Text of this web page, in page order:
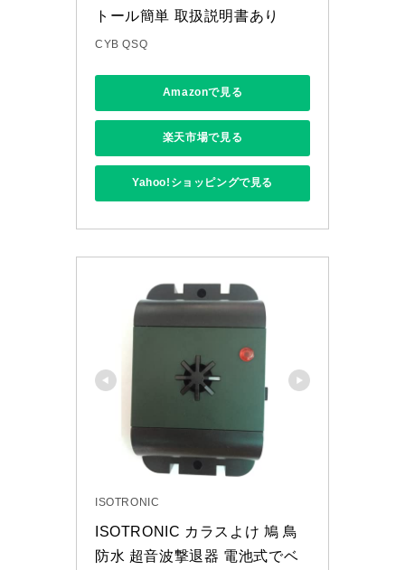
トール簡単 取扱説明書あり
CYB QSQ
Amazonで見る
楽天市場で見る
Yahoo!ショッピングで見る
ISOTRONIC
ISOTRONIC カラスよけ 鳩 鳥
防水 超音波撃退器 電池式でベ